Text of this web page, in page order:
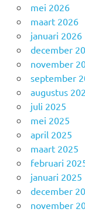
mei 2026
maart 2026
januari 2026
december
november
september
augustus
juli 2025
mei 2025
april 2025
maart 2025
februari
januari 2025
december
november